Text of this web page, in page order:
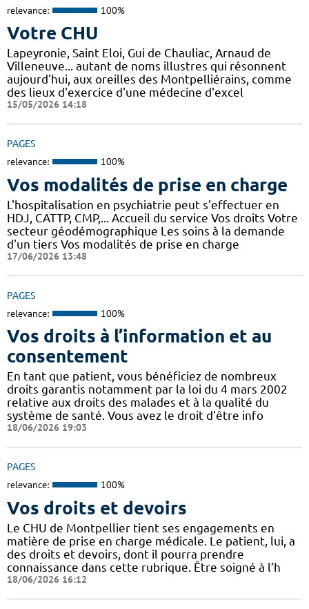
relevance: 100%
Votre CHU
Lapeyronie, Saint Eloi, Gui de Chauliac, Arnaud de
Villeneuve... autant de noms illustres qui résonnent
aujourd'hui, aux oreilles des Montpelliérains, comme
des lieux d'exercice d'une médecine d'excel
15/05/2026 14:18
PAGES
relevance: 100%
Vos modalités de prise en charge
L'hospitalisation en psychiatrie peut s'effectuer en
HDJ, CATTP, CMP,... Accueil du service Vos droits Votre
secteur géodémographique Les soins à la demande
d'un tiers Vos modalités de prise en charge
17/06/2026 13:48
PAGES
relevance: 100%
Vos droits à l’information et au
consentement
En tant que patient, vous bénéficiez de nombreux
droits garantis notamment par la loi du 4 mars 2002
relative aux droits des malades et à la qualité du
système de santé. Vous avez le droit d’être info
18/06/2026 19:03
PAGES
relevance: 100%
Vos droits et devoirs
Le CHU de Montpellier tient ses engagements en
matière de prise en charge médicale. Le patient, lui, a
des droits et devoirs, dont il pourra prendre
connaissance dans cette rubrique. Être soigné à l’h
18/06/2026 16:12